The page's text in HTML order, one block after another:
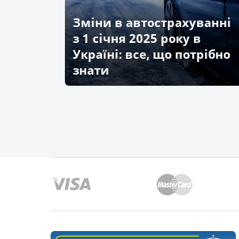
ПЗУ Україна
ВіДі-Страхування
Страхова
Зміни в автострахуванні
з 1 січня 2025 року в
Україні: все, що потрібно
знати